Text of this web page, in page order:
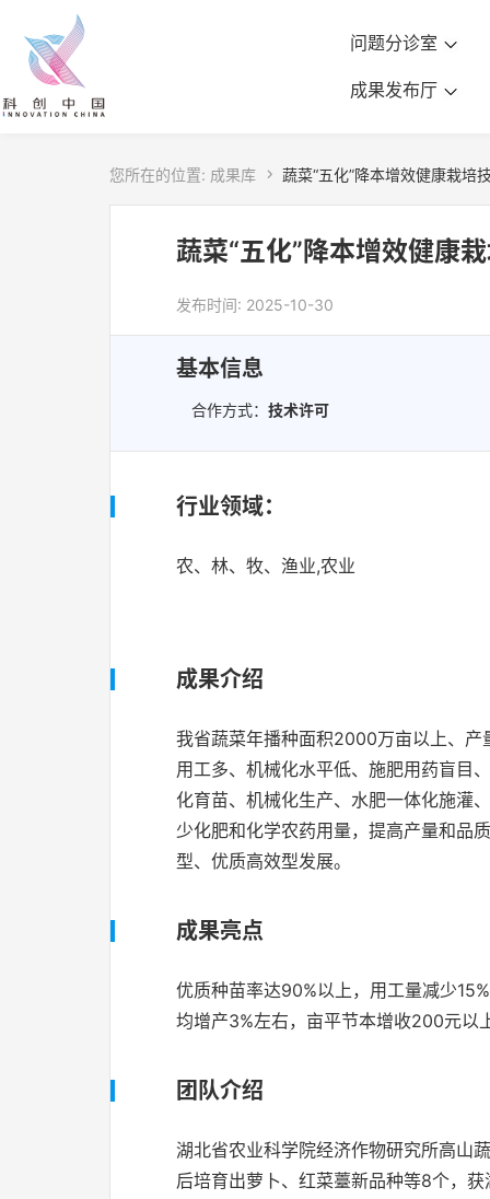
问题分诊室
成果发布厅
您所在的位置: 成果库  蔬菜“五化”降本增效健康栽培
蔬菜“五化”降本增效健康
发布时间: 2025-10-30
基本信息
合作方式： 技术许可
行业领域：
农、林、牧、渔业,农业
成果介绍
我省蔬菜年播种面积2000万亩以上、产
用工多、机械化水平低、施肥用药盲目
化育苗、机械化生产、水肥一体化施灌
少化肥和化学农药用量，提高产量和品
型、优质高效型发展。
成果亮点
优质种苗率达90%以上，用工量减少
均增产3%左右，亩平节本增收200元以
团队介绍
湖北省农业科学院经济作物研究所高山
后培育出萝卜、红菜薹新品种等8个，